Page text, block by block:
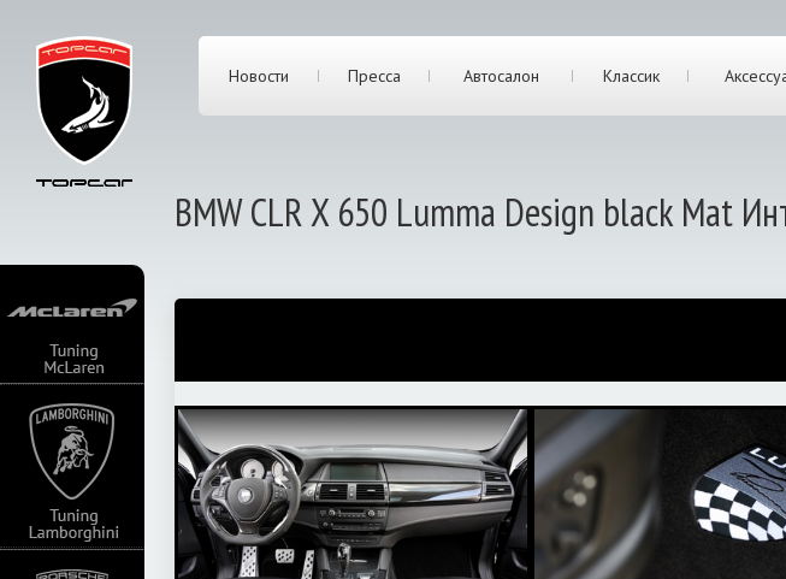
Новости Пресса Автосалон Классик
BMW CLR X 650 Lumma Design black Mat